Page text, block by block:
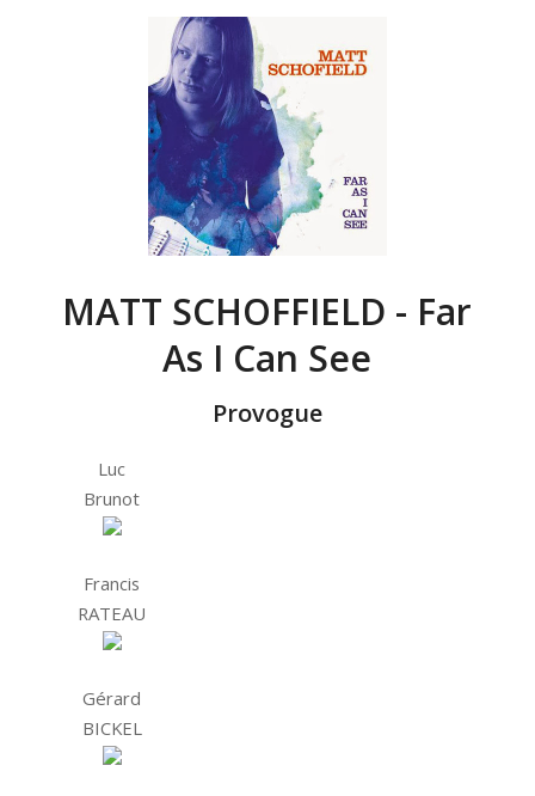
MATT SCHOFFIELD - Far
As I Can See
Provogue
Luc
Brunot
Francis
RATEAU
Gérard
BICKEL